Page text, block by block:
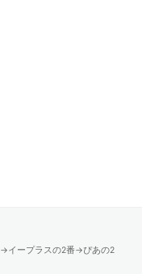
→イープラスの2番→ぴあの2